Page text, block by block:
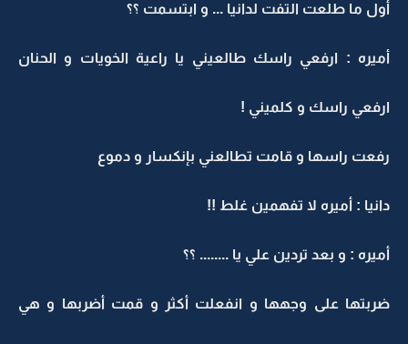
أول ما طلعت التفت لدانيا ... و ابتسمت ؟؟
أميره : ارفعي راسك طالعيني يا راعية الخويات و الحنان
ارفعي راسك و كلميني !
رفعت راسها و قامت تطالعني بإنكسار و دموع
دانيا : أميره لا تفهمين غلط !!
أميره : و بعد تردين علي يا ........ ؟؟
ضربتها على وجهها و انفعلت أكثر و قمت أضربها و هي